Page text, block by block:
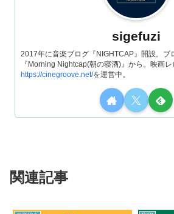
sigefuzi
2017年に音楽ブログ『NIGHTCAP』開設。ブ
『Morning Nightcap(朝の寝酒)』から。映画
https://cinegroove.net/を運営中。
関連記事